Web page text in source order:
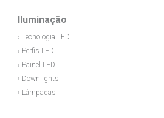
Iluminação
› Tecnologia LED
› Perfis LED
› Painel LED
› Downlights
› Lâmpadas